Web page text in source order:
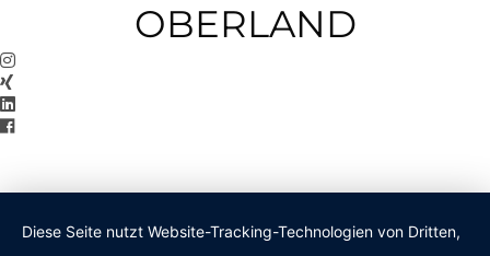
OBERLAND
Diese Seite nutzt Website-Tracking-Technologien von Dritten,